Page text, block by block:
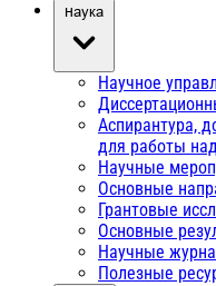
Наука
Научное
Аспирантура,
для работы
Научные
Основные
Грантовые
Основные
Научные
Полезные